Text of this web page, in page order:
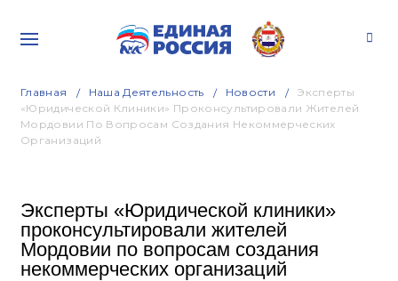
Главная Наша Деятельность Новости
Эксперты
«Юридической Клиники» Проконсультировали Жителей
Мордовии По Вопросам Создания Некоммерческих
Организаций
Эксперты «Юридической клиники»
проконсультировали жителей
Мордовии по вопросам создания
некоммерческих организаций